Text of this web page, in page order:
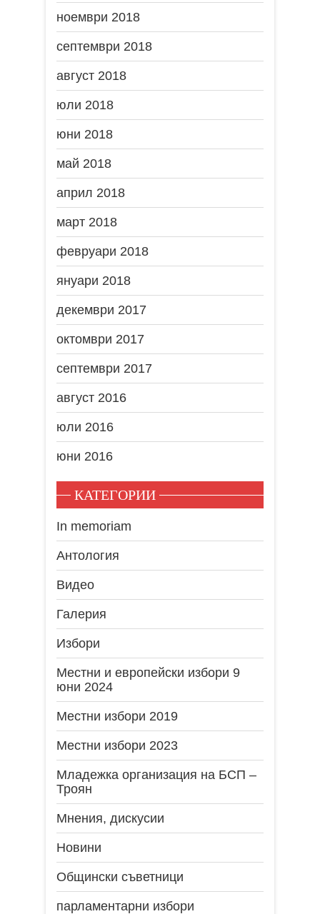
ноември 2018
септември 2018
август 2018
юли 2018
юни 2018
май 2018
април 2018
март 2018
февруари 2018
януари 2018
декември 2017
октомври 2017
септември 2017
август 2016
юли 2016
юни 2016
КАТЕГОРИИ
In memoriam
Антология
Видео
Галерия
Избори
Местни и европейски избори 9
юни 2024
Местни избори 2019
Местни избори 2023
Младежка организация на БСП –
Троян
Мнения, дискусии
Новини
Общински съветници
парламентарни избори